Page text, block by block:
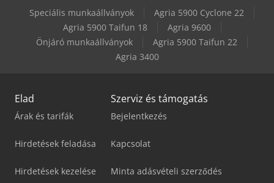
Speciális munkaállványok
Agria 5900 Cyclone 22
Agria 5900 Taifun 18
Agria 9600
Önjáró munkaállványok
Agria 5900 Taifun 22
Agria 3400
Elad
Árak és tarifák
Hirdetések feladása
Hirdetések kezelése
Szerviz és támogatás
Bejelentkezés
Kapcsolat
Minta adásvételi szerződés